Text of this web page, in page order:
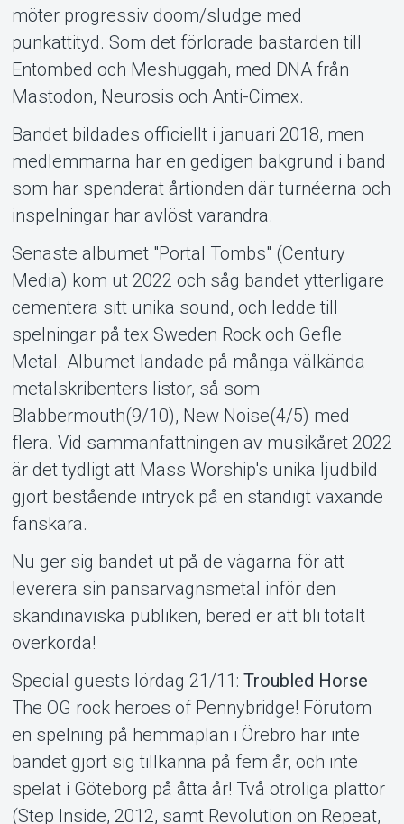
möter progressiv doom/sludge med
punkattityd. Som det förlorade bastarden till
Entombed och Meshuggah, med DNA från
Mastodon, Neurosis och Anti-Cimex.
Bandet bildades officiellt i januari 2018, men
medlemmarna har en gedigen bakgrund i band
som har spenderat årtionden där turnéerna och
inspelningar har avlöst varandra.
Senaste albumet "Portal Tombs" (Century
Media) kom ut 2022 och såg bandet ytterligare
cementera sitt unika sound, och ledde till
spelningar på tex Sweden Rock och Gefle
Metal. Albumet landade på många välkända
metalskribenters listor, så som
Blabbermouth(9/10), New Noise(4/5) med
flera. Vid sammanfattningen av musikåret 2022
är det tydligt att Mass Worship's unika ljudbild
gjort bestående intryck på en ständigt växande
fanskara.
Nu ger sig bandet ut på de vägarna för att
leverera sin pansarvagnsmetal inför den
skandinaviska publiken, bered er att bli totalt
överkörda!
Special guests lördag 21/11: Troubled Horse
The OG rock heroes of Pennybridge! Förutom
en spelning på hemmaplan i Örebro har inte
bandet gjort sig tillkänna på fem år, och inte
spelat i Göteborg på åtta år! Två otroliga plattor
(Step Inside, 2012, samt Revolution on Repeat,